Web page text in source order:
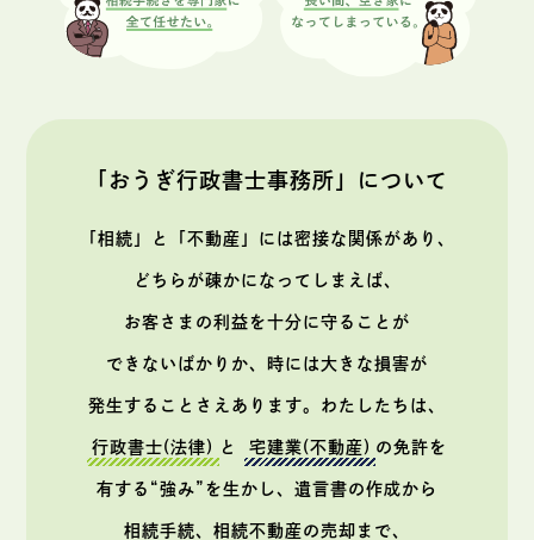
「おうぎ行政書士事務所」について
「相続」と「不動産」には密接な関係があり、
どちらが疎かになってしまえば、
お客さまの利益を十分に守ることが
できないばかりか、時には大きな損害が
発生することさえあります。 わたしたちは、
行政書士(法律) と 宅建業(不動産) の免許を
有する“強み”を生かし、 遺言書の作成から
相続手続、相続不動産の売却まで、